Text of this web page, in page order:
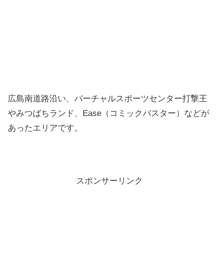
広島南道路沿い、バーチャルスポーツセンター打撃王
やみつばちランド、Ease（コミックバスター）などが
あったエリアです。
スポンサーリンク